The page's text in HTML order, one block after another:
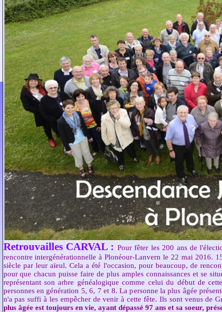
Retrouvailles CARVAL : Pour fêter les 200 ans de
personnes en génération 5, 6, 7 et 8. La personne la plus âgée
n'a pas suffi à les empêcher de venir à cette fête. Ils sont venus de
plus âgée est toujours en vie, ayant dépassé 97 ans et sa soeur,